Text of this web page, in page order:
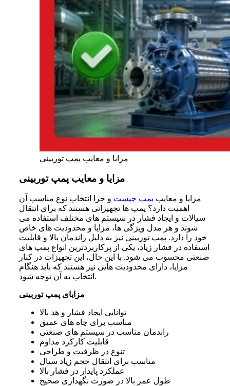
مزایا و معایب پمپ توربینی
مزایا و معایب پمپ توربینی
مزایا و معایب پمپ چیست و چرا انتخاب نوع مناسب آن
اهمیت دارد؟ پمپ ها تجهیزاتی هستند که برای انتقال
سیالات و ایجاد فشار در سیستم های مختلف استفاده می
شوند و هر مدل ویژگی ها، مزایا و محدودیت های خاص
خود را دارد. پمپ توربینی نیز به دلیل راندمان بالا و قابلیت
استفاده در فشار زیاد، یکی از پرکاربردترین انواع پمپ های
صنعتی محسوب می شود. با این حال، این تجهیزات در کنار
مزایا، دارای محدودیت هایی نیز هستند که باید هنگام
انتخاب به آن توجه شود.
مزایای پمپ توربینی
توانایی ایجاد فشار و هد بالا
مناسب برای چاه های عمیق
راندمان مناسب در سیستم های صنعتی
قابلیت کارکرد مداوم
تنوع در ظرفیت و طراحی
مناسب برای انتقال حجم زیاد سیال
عملکرد پایدار در فشار بالا
طول عمر بالا در صورت نگهداری صحیح